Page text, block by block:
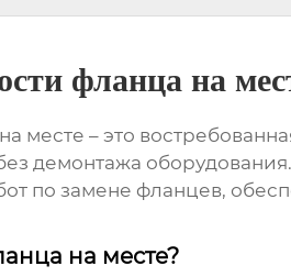
фланца на
месте – это
демонтажа
по замене фланцев,
на месте?